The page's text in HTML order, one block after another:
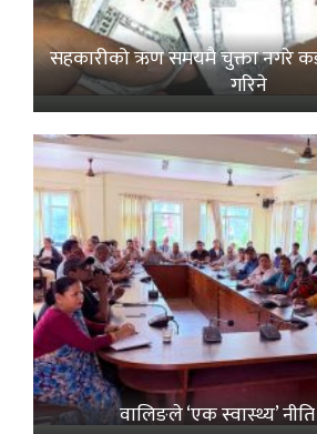
सहकारीको ऋण समयमै चुक्ता नगरे
गरिने
वालिङले ‘एक स्वास्थ्य’